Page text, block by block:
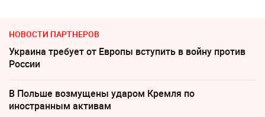
НОВОСТИ ПАРТНЕРОВ
Украина требует от Европы вступить в войну против
России
В Польше возмущены ударом Кремля по
иностранным активам